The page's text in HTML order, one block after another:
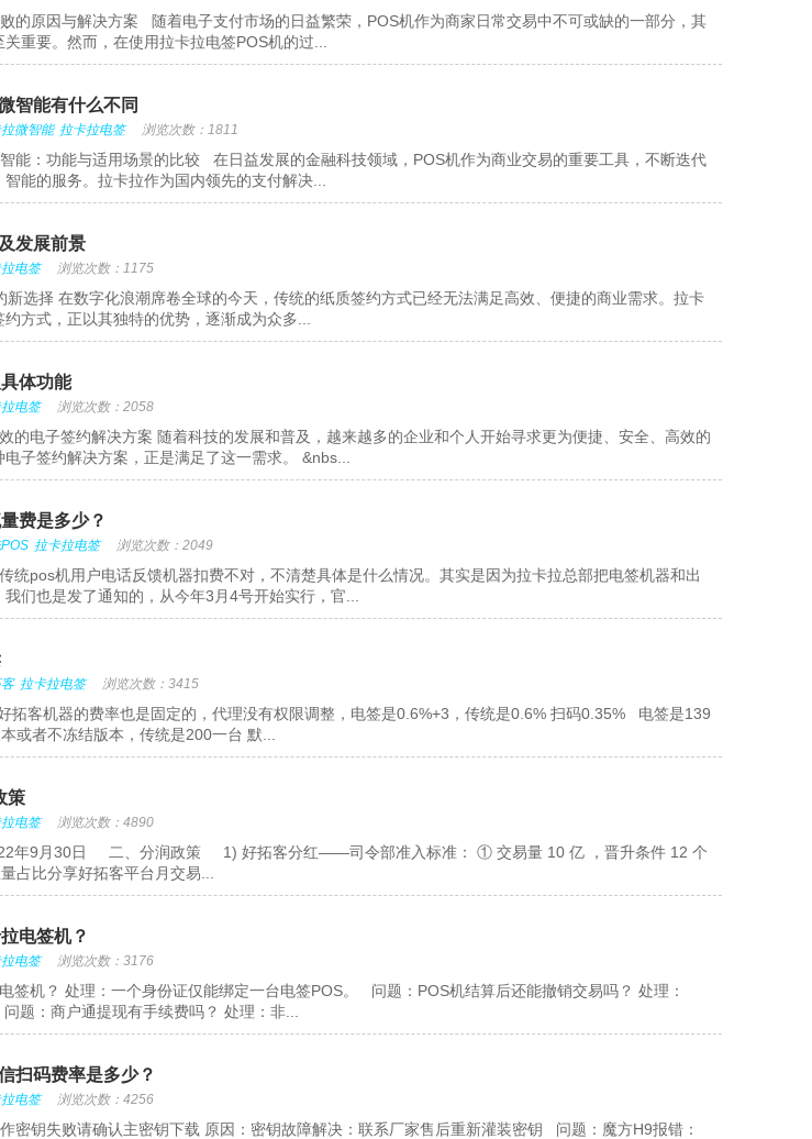
的原因与解决方案 随着电子支付市场的日益繁荣，POS机作为商家日常交易中不可或缺的一部分，其
重要。然而，在使用拉卡拉电签POS机的过...
智能有什么不同
微智能 拉卡拉电签 浏览次数：1811
能：功能与适用场景的比较 在日益发展的金融科技领域，POS机作为商业交易的重要工具，不断迭代
能的服务。拉卡拉作为国内领先的支付解决...
发展前景
电签 浏览次数：1175
选择 在数字化浪潮席卷全球的今天，传统的纸质签约方式已经无法满足高效、便捷的商业需求。拉卡
方式，正以其独特的优势，逐渐成为众多...
体功能
电签 浏览次数：2058
的电子签约解决方案 随着科技的发展和普及，越来越多的企业和个人开始寻求更为便捷、安全、高效的
子签约解决方案，正是满足了这一需求。 &nbs...
费是多少？
拉卡拉电签 浏览次数：2049
统pos机用户电话反馈机器扣费不对，不清楚具体是什么情况。其实是因为拉卡拉总部把电签机器和出
们也是发了通知的，从今年3月4号开始实行，官...
拉卡拉电签 浏览次数：3415
客机器的费率也是固定的，代理没有权限调整，电签是0.6%+3，传统是0.6% 扫码0.35% 电签是139
或者不冻结版本，传统是200一台 默...
策
电签 浏览次数：4890
年9月30日 二、分润政策 1) 好拓客分红——司令部准入标准： ① 交易量 10 亿 ，晋升条件 12 个
占比分享好拓客平台月交易...
电签机？
电签 浏览次数：3176
签机？ 处理：一个身份证仅能绑定一台电签POS。 问题：POS机结算后还能撤销交易吗？ 处理：
题：商户通提现有手续费吗？ 处理：非...
扫码费率是多少？
电签 浏览次数：4256
密钥失败请确认主密钥下载 原因：密钥故障解决：联系厂家售后重新灌装密钥 问题：魔方H9报错：